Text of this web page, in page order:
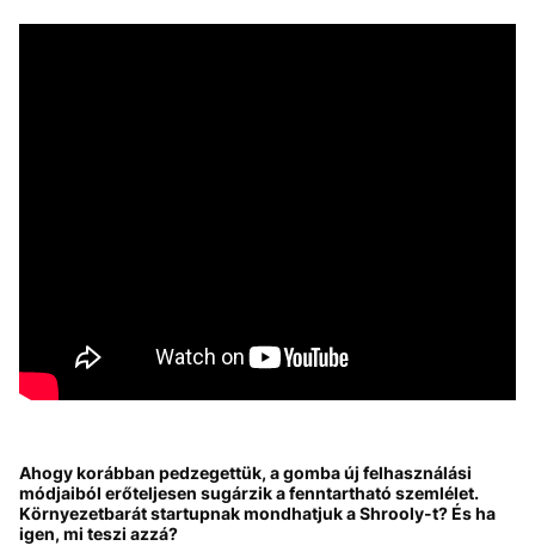
Ahogy korábban pedzegettük, a gomba új felhasználási
módjaiból erőteljesen sugárzik a fenntartható szemlélet.
Környezetbarát startupnak mondhatjuk a Shrooly-t? És ha
igen, mi teszi azzá?